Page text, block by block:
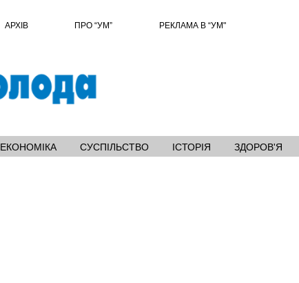
АРХІВ ПРО “УМ” РЕКЛАМА В “УМ"
ЕКОНОМІКА СУСПІЛЬСТВО ІСТОРІЯ ЗДОРОВ'Я